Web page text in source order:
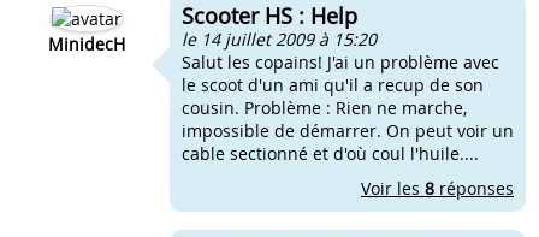
MinidecH
Scooter HS : Help
le 14 juillet 2009 à 15:20
Salut les copains! J'ai un problème avec
le scoot d'un ami qu'il a recup de son
cousin. Problème : Rien ne marche,
impossible de démarrer. On peut voir un
cable sectionné et d'où coul l'huile....
Voir les 8 réponses